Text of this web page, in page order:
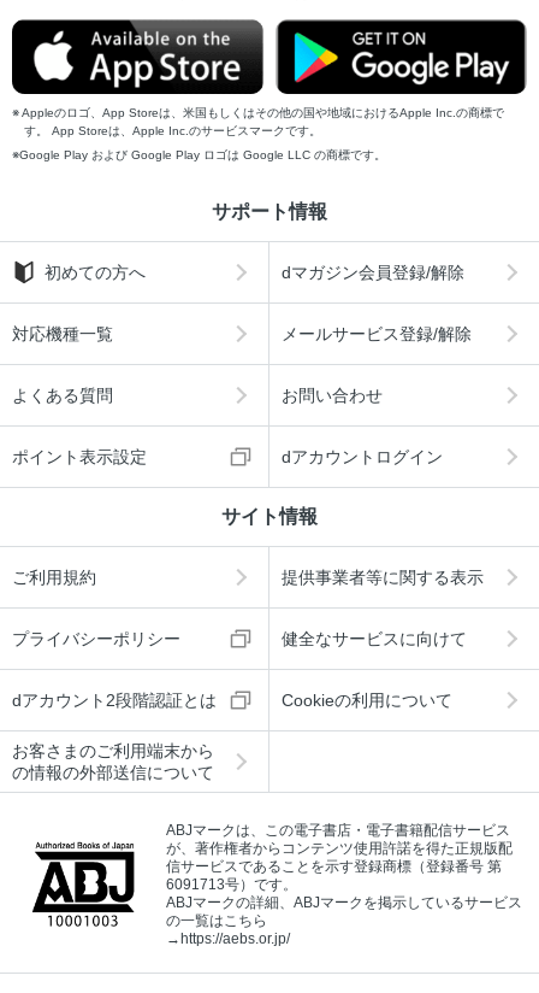
Appleのロゴ、App Storeは、米国もしくはその他の国や地域におけるApple Inc.の商標で
す。 App Storeは、Apple Inc.のサービスマークです。
Google Play および Google Play ロゴは Google LLC の商標です。
サポート情報
初めての方へ dマガジン会員登録/解除
対応機種一覧 メールサービス登録/解除
よくある質問 お問い合わせ
ポイント表示設定 dアカウントログイン
サイト情報
ご利用規約 提供事業者等に関する表示
プライバシーポリシー 健全なサービスに向けて
dアカウント2段階認証とは Cookieの利用について
お客さまのご利用端末から
の情報の外部送信について
ABJマークは、この電子書店・電子書籍配信サービス
が、著作権者からコンテンツ使用許諾を得た正規版配
信サービスであることを示す登録商標（登録番号 第
6091713号）です。
ABJマークの詳細、ABJマークを掲示しているサービス
の一覧はこちら
→https://aebs.or.jp/